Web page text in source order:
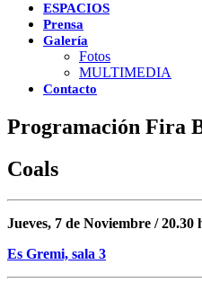
ESPACIOS
Prensa
Galería
Fotos
MULTIMEDIA
Contacto
Programación Fira
Coals
Jueves, 7 de Noviembre / 20.30
Es Gremi, sala 3